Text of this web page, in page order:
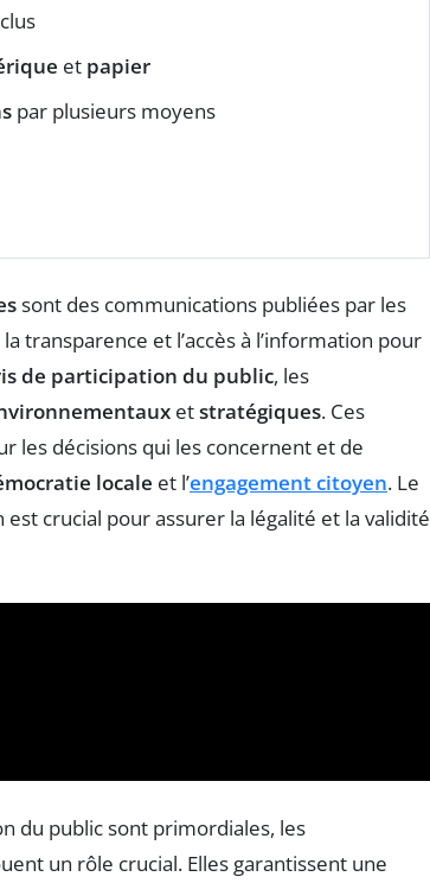
et papier
par plusieurs moyens
sont des communications publiées par les
transparence et l’accès à l’information pour
de participation du public, les
etstratégiques. Ces
les décisions qui les concernent et de
locale et l’engagement citoyen. Le
crucial pour assurer la légalité et la validité
du public sont primordiales, les
un rôle crucial. Elles garantissent une